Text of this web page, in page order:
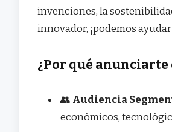
invenciones, la
innovador, ¡podemos
¿Por qué
👥 Audiencia
económicos,